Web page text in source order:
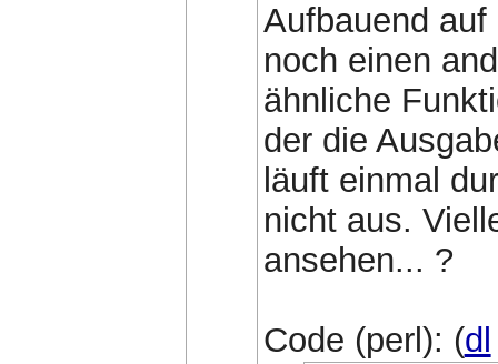
Aufbauend
noch einen
ähnliche
der die
läuft einmal
nicht aus.
ansehen... ?
Code (perl): (dl